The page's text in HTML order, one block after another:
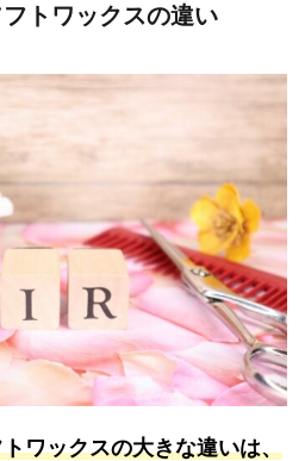
トワックスの違い
ワックスの大きな違いは、